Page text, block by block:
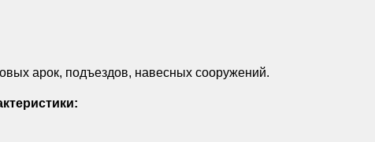
арок, подъездов, навесных сооружений.